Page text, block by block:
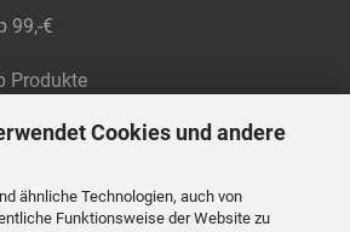
Cookies und andere
ähnliche Technologien, auch von
Funktionsweise der Website zu
99,-€
Produkte